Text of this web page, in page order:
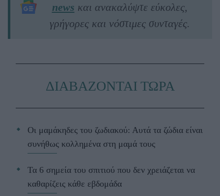
news και ανακαλύψτε εύκολες,
γρήγορες και νόστιμες συνταγές.
ΔΙΑΒΑΖΟΝΤΑΙ ΤΩΡΑ
Οι μαμάκηδες του ζωδιακού: Αυτά τα ζώδια είναι
συνήθως κολλημένα στη μαμά τους
Τα 6 σημεία του σπιτιού που δεν χρειάζεται να
καθαρίζεις κάθε εβδομάδα